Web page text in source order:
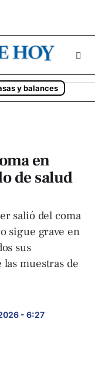
y balances
en
de salud
salió del coma
sigue grave en
sus
muestras de
- 6:27